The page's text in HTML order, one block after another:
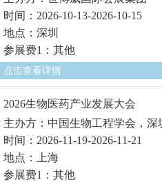
时间：2026-10-13-2026-10-15
地点：深圳
参展费1：其他
点击查看详情
2026生物医药产业发展大会
主办方：中国生物工程学会，
时间：2026-11-19-2026-11-21
地点：上海
参展费1：其他